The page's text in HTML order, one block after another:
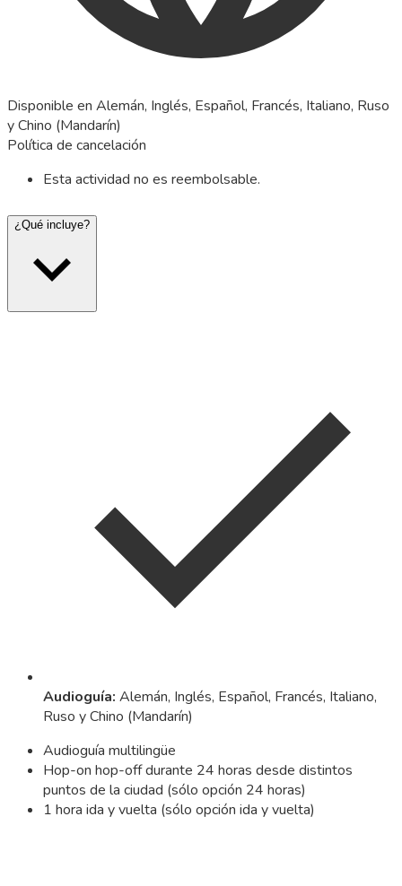
Disponible en Alemán, Inglés, Español, Francés, Italiano, Ruso
y Chino (Mandarín)
Política de cancelación
Esta actividad no es reembolsable.
¿Qué incluye?
Audioguía: Alemán, Inglés, Español, Francés, Italiano,
Ruso y Chino (Mandarín)
Audioguía multilingüe
Hop-on hop-off durante 24 horas desde distintos
puntos de la ciudad (sólo opción 24 horas)
1 hora ida y vuelta (sólo opción ida y vuelta)